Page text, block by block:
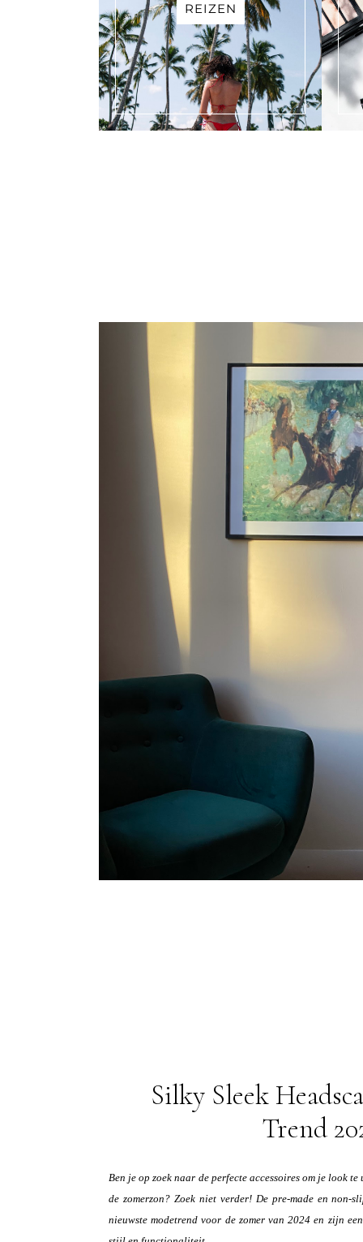
REIZEN
Silky Sleek
Trend
Ben je op zoek naar de perfecte accessoires om je look
de zomerzon? Zoek niet verder! De pre-made en non-
nieuwste modetrend voor de zomer van 2024 en zijn